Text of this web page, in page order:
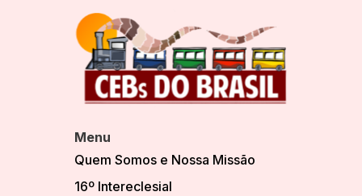
Menu
Quem Somos e Nossa Missão
16º Intereclesial